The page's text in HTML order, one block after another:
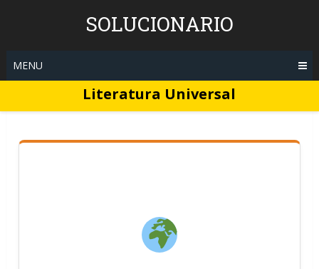
SOLUCIONARIO
MENU
Literatura Universal